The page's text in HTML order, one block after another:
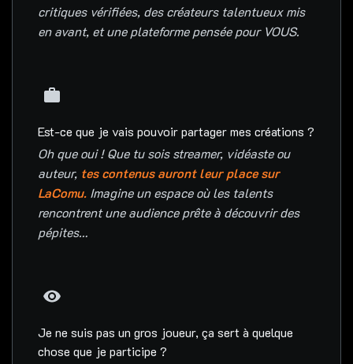
critiques vérifiées, des créateurs talentueux mis
en avant, et une plateforme pensée pour VOUS.
Est-ce que je vais pouvoir partager mes créations ?
Oh que oui ! Que tu sois streamer, vidéaste ou
auteur, tes contenus auront leur place sur
LaComu. Imagine un espace où les talents
rencontrent une audience prête à découvrir des
pépites…
Je ne suis pas un gros joueur, ça sert à quelque
chose que je participe ?